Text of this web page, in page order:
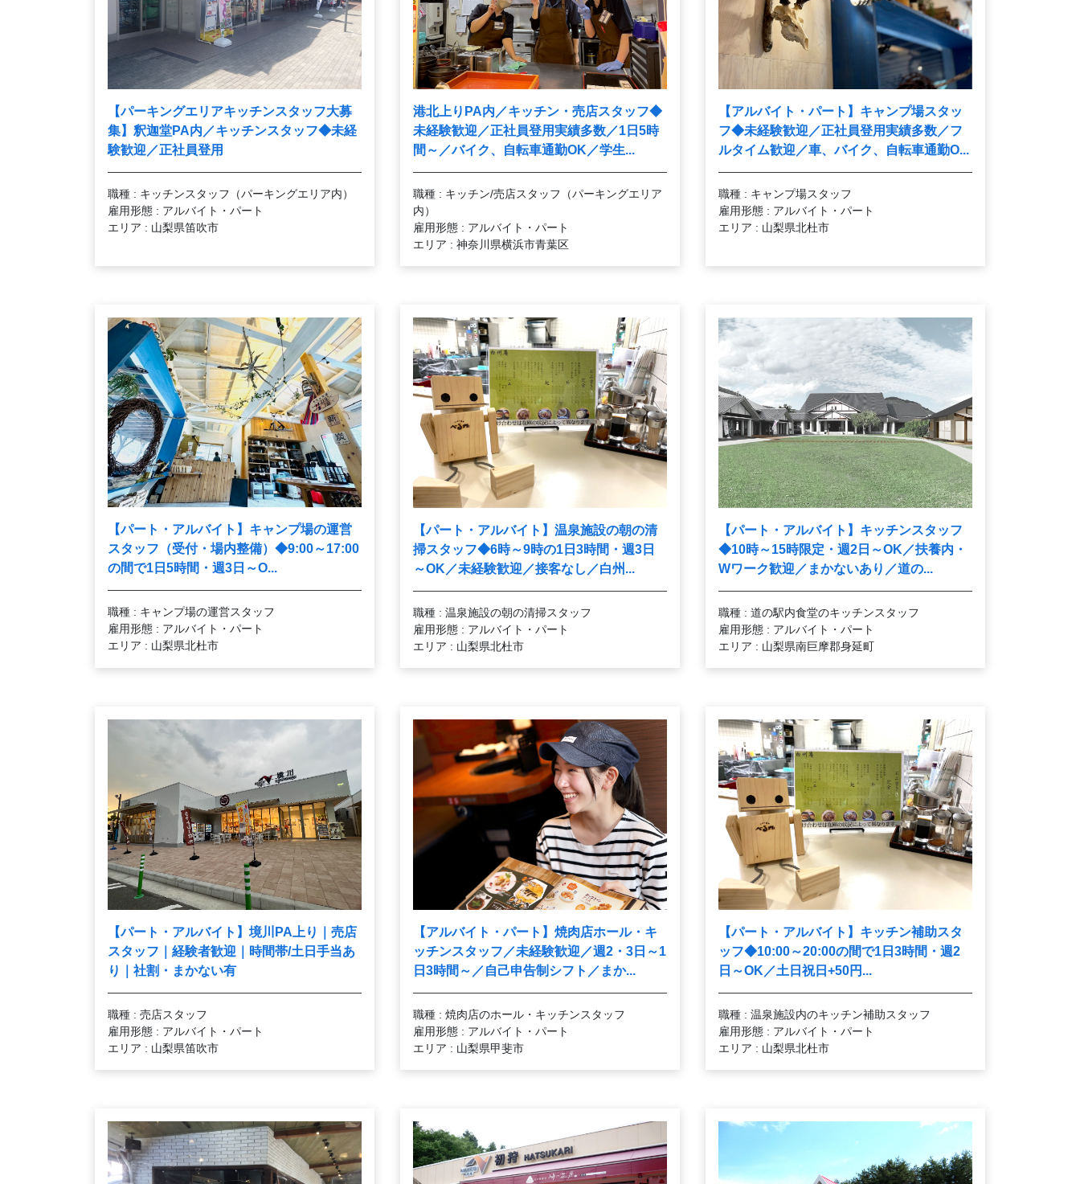
【パーキングエリアキッチンスタッフ大募
集】釈迦堂PA内／キッチンスタッフ◆未経
験歓迎／正社員登用
職種 : キッチンスタッフ（パーキングエリア内）
雇用形態 : アルバイト・パート
エリア : 山梨県笛吹市
港北上りPA内／キッチン・売店スタッフ◆
未経験歓迎／正社員登用実績多数／1日5時
間～／バイク、自転車通勤OK／学生...
職種 : キッチン/売店スタッフ（パーキングエリア
内）
雇用形態 : アルバイト・パート
エリア : 神奈川県横浜市青葉区
【アルバイト・パート】キャンプ場スタッ
フ◆未経験歓迎／正社員登用実績多数／フ
ルタイム歓迎／車、バイク、自転車通勤O...
職種 : キャンプ場スタッフ
雇用形態 : アルバイト・パート
エリア : 山梨県北杜市
【パート・アルバイト】キャンプ場の運営
スタッフ（受付・場内整備）◆9:00～17:00
の間で1日5時間・週3日～O...
職種 : キャンプ場の運営スタッフ
雇用形態 : アルバイト・パート
エリア : 山梨県北杜市
【パート・アルバイト】温泉施設の朝の清
掃スタッフ◆6時～9時の1日3時間・週3日
～OK／未経験歓迎／接客なし／白州...
職種 : 温泉施設の朝の清掃スタッフ
雇用形態 : アルバイト・パート
エリア : 山梨県北杜市
【パート・アルバイト】キッチンスタッフ
◆10時～15時限定・週2日～OK／扶養内・
Wワーク歓迎／まかないあり／道の...
職種 : 道の駅内食堂のキッチンスタッフ
雇用形態 : アルバイト・パート
エリア : 山梨県南巨摩郡身延町
【パート・アルバイト】境川PA上り｜売店
スタッフ｜経験者歓迎｜時間帯/土日手当あ
り｜社割・まかない有
職種 : 売店スタッフ
雇用形態 : アルバイト・パート
エリア : 山梨県笛吹市
【アルバイト・パート】焼肉店ホール・キ
ッチンスタッフ／未経験歓迎／週2・3日～1
日3時間～／自己申告制シフト／まか...
職種 : 焼肉店のホール・キッチンスタッフ
雇用形態 : アルバイト・パート
エリア : 山梨県甲斐市
【パート・アルバイト】キッチン補助スタ
ッフ◆10:00～20:00の間で1日3時間・週2
日～OK／土日祝日+50円...
職種 : 温泉施設内のキッチン補助スタッフ
雇用形態 : アルバイト・パート
エリア : 山梨県北杜市